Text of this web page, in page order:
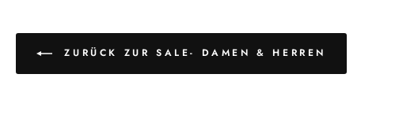
ZURÜCK ZUR SALE- DAMEN & HERREN